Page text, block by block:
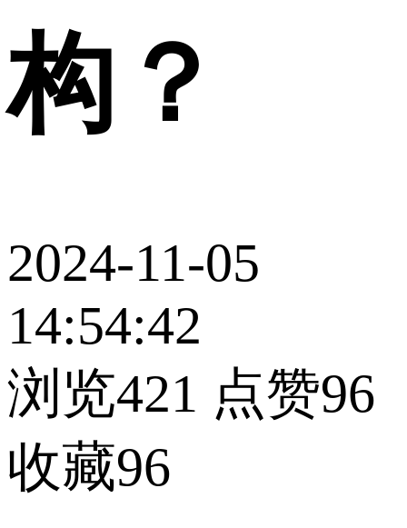
构？
2024-11-05
14:54:42
浏览421 点赞96
收藏96